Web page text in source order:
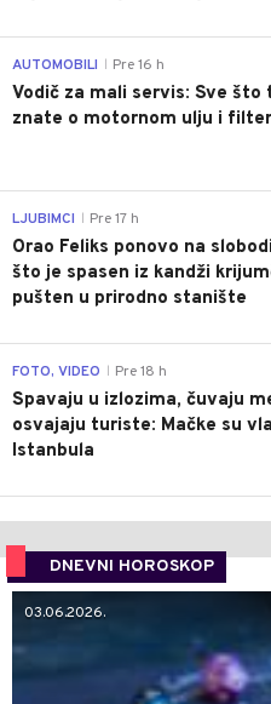
AUTOMOBILI Pre 16 h
Vodič za mali servis: Sve što
znate o motornom ulju i
LJUBIMCI Pre 17 h
Orao Feliks ponovo na
što je spasen iz kandži
pušten u prirodno stanište
FOTO, VIDEO Pre 18 h
Spavaju u izlozima, čuvaju
osvajaju turiste: Mačke su
Istanbula
DNEVNI HOROSKOP
03.06.2026.